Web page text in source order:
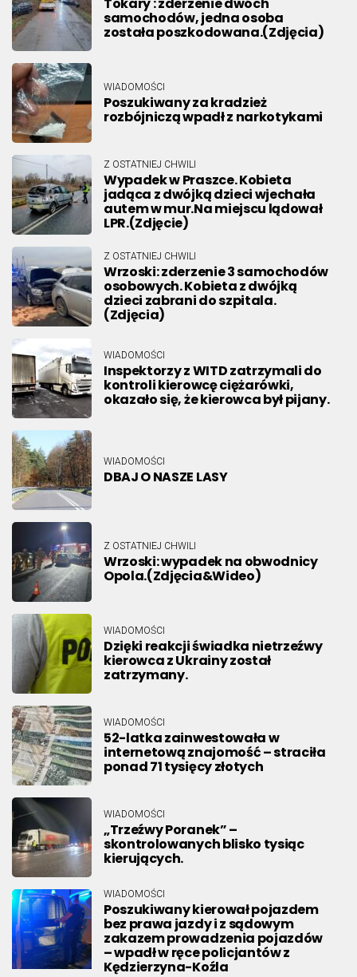
samochodów, jedna osoba
została poszkodowana.(Zdjęcia)
WIADOMOŚCI
Poszukiwany za kradzież
rozbójniczą wpadł z narkotykami
Z OSTATNIEJ CHWILI
Wypadek w Praszce. Kobieta
jadąca z dwójką dzieci wjechała
autem w mur.Na miejscu lądował
LPR.(Zdjęcie)
Z OSTATNIEJ CHWILI
Wrzoski: zderzenie 3 samochodów
osobowych. Kobieta z dwójką
dzieci zabrani do szpitala.
(Zdjęcia)
WIADOMOŚCI
Inspektorzy z WITD zatrzymali do
kontroli kierowcę ciężarówki,
okazało się, że kierowca był pijany.
WIADOMOŚCI
DBAJ O NASZE LASY
Z OSTATNIEJ CHWILI
Wrzoski: wypadek na obwodnicy
Opola.(Zdjęcia&Wideo)
WIADOMOŚCI
Dzięki reakcji świadka nietrzeźwy
kierowca z Ukrainy został
zatrzymany.
WIADOMOŚCI
52-latka zainwestowała w
internetową znajomość – straciła
ponad 71 tysięcy złotych
WIADOMOŚCI
„Trzeźwy Poranek” –
skontrolowanych blisko tysiąc
kierujących.
WIADOMOŚCI
Poszukiwany kierował pojazdem
bez prawa jazdy i z sądowym
zakazem prowadzenia pojazdów
– wpadł w ręce policjantów z
Kędzierzyna-Koźla